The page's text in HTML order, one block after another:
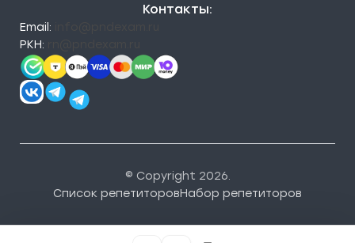
Контакты:
Email:
РКН:
© Copyright 2026.
Список репетиторовНабор репетиторов